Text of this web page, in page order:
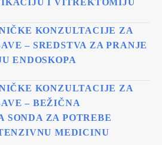
I VITREKTOMIJU
KONZULTACIJE ZA
– SREDSTVA ZA PRANJE
ENDOSKOPA
KONZULTACIJE ZA
– BEŽIČNA
SONDA ZA POTREBE
MEDICINU